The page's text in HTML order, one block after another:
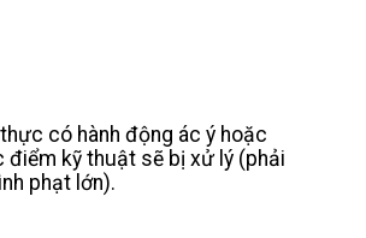
có hành động ác ý hoặc
điểm kỹ thuật sẽ bị xử lý (phải
phạt lớn).